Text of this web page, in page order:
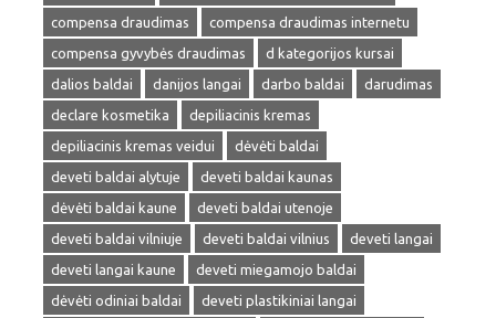
compensa draudimas
compensa draudimas internetu
compensa gyvybės draudimas
d kategorijos kursai
dalios baldai
danijos langai darbo baldai
darudimas
declare kosmetika
depiliacinis kremas
depiliacinis kremas veidui
dėvėti baldai
deveti baldai alytuje
deveti baldai kaunas
dėvėti baldai kaune
deveti baldai utenoje
deveti baldai vilniuje
deveti baldai vilnius
deveti langai
deveti langai kaune
deveti miegamojo baldai
dėvėti odiniai baldai
deveti plastikiniai langai